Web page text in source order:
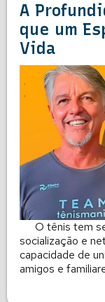
A
que um
Vida
O tênis tem
socialização e
capacidade de
amigos e